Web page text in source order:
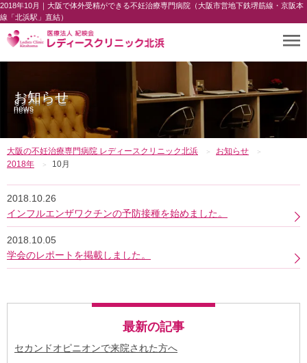
2018年10月｜大阪で体外受精ができる不妊治療専門病院（大阪市営地下鉄堺筋線・京阪本
線「北浜駅」直結）
お知らせ
news
大阪の不妊治療専門病院 レディースクリニック北浜
お知らせ
2018年
10月
2018.10.26
インフルエンザワクチンの予防接種を始めました。
2018.10.05
学会のレポートを掲載しました。
最新の記事
セカンドオピニオンで来院された方へ